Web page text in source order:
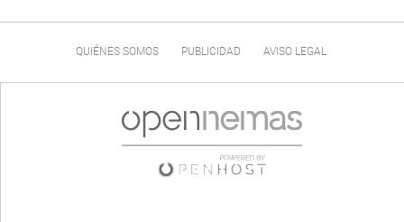
QUIÉNES SOMOS PUBLICIDAD AVISO LEGAL